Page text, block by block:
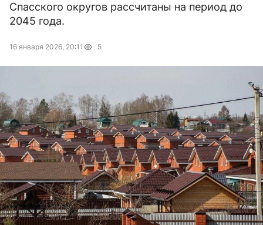
Спасского округов рассчитаны на период до
2045 года.
16 января 2026, 20:11 5